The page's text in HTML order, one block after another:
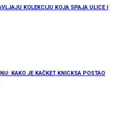
KOLEKCIJU KOJA SPAJA ULICE I
KAKO JE KAČKET KNICKSA POSTAO